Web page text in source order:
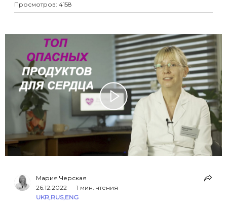
Просмотров: 4158
Мария Черская
26.12.2022
1 мин. чтения
UKR,RUS,ENG